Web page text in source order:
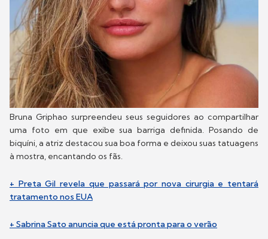
Bruna Griphao surpreendeu seus seguidores ao compartilhar
uma foto em que exibe sua barriga definida. Posando de
biquíni, a atriz destacou sua boa forma e deixou suas tatuagens
à mostra, encantando os fãs.
+ Preta Gil revela que passará por nova cirurgia e tentará
tratamento nos EUA
+ Sabrina Sato anuncia que está pronta para o verão